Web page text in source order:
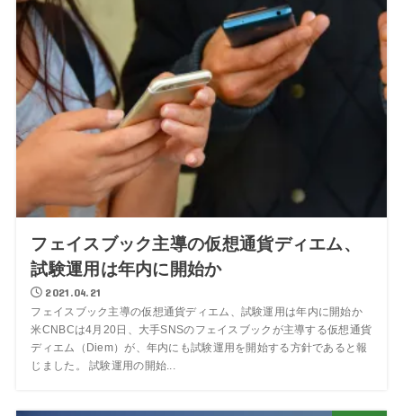
フェイスブック主導の仮想通貨ディエム、
試験運用は年内に開始か
2021.04.21
フェイスブック主導の仮想通貨ディエム、試験運用は年内に開始か
米CNBCは4月20日、大手SNSのフェイスブックが主導する仮想通貨
ディエム（Diem）が、年内にも試験運用を開始する方針であると報
じました。 試験運用の開始...